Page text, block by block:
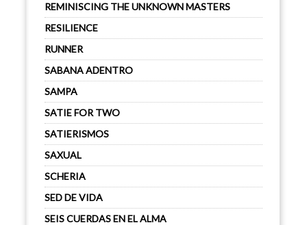
REMINISCING THE UNKNOWN MASTERS
RESILIENCE
RUNNER
SABANA ADENTRO
SAMPA
SATIE FOR TWO
SATIERISMOS
SAXUAL
SCHERIA
SED DE VIDA
SEIS CUERDAS EN EL ALMA